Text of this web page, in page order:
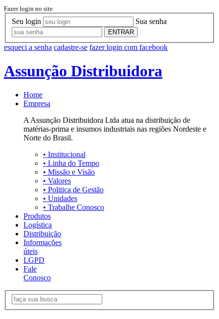
Fazer login no site
Seu login Sua senha
ENTRAR
esqueci a senha cadastre-se fazer login com facebook
Assunção Distribuidora
Home
Empresa
A Assunção Distribuidora Ltda atua na distribuição de
matérias-prima e insumos industriais nas regiões Nordeste e
Norte do Brasil.
• Institucional
• Linha do Tempo
• Missão e Visão
• Valores
• Politica de Gestão
• Unidades
• Trabalhe Conosco
Produtos
Logística
Distribuição
Informações
úteis
LGPD
Fale
Conosco